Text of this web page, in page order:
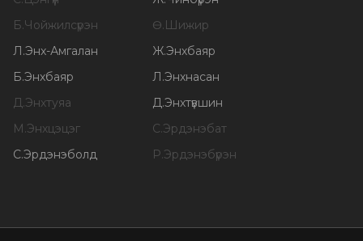
Б.Чойжилсүрэн Ө.Шижир
Л.Энх-Амгалан Ж.Энхбаяр
Б.Энхбаяр Л.Энхнасан
Д.Энхтуяа Д.Энхтүвшин
М.Энхцэцэг С.Эрдэнэбат
С.Эрдэнэболд Р.Эрдэнэбүрэн